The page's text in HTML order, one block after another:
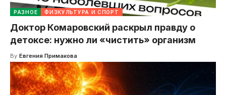
РАЗНОЕ ФИЗКУЛЬТУРА И СПОРТ
Доктор Комаровский раскрыл правду о
детоксе: нужно ли «чистить» организм
By Евгения Примакова